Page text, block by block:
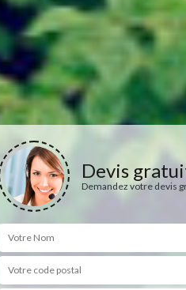
Devis
Demandez votre devis